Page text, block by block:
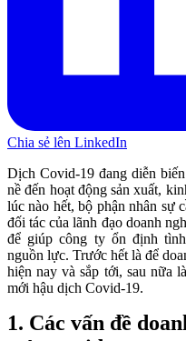
Chia sẻ lên LinkedIn
Dịch Covid-19 đang diễn
nề đến hoạt động sản xuất,
lúc nào hết, bộ phận nhân sự
đối tác của lãnh đạo doanh
để giúp công ty ổn định
nguồn lực. Trước hết là để
hiện nay và sắp tới, sau nữa
mới hậu dịch Covid-19.
1. Các vấn đề